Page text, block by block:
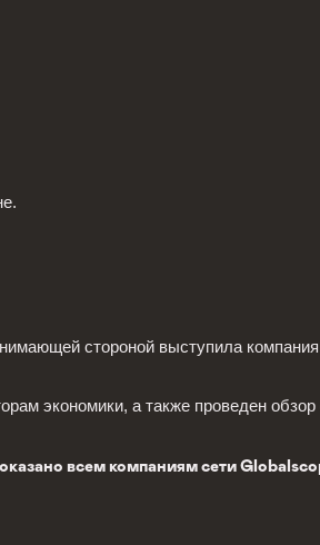
стороной выступила
экономики, а также проведен обзор
всем компаниям сети